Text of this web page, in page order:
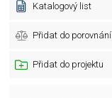
Katalogový list
Přidat do porovnání
Přidat do projektu